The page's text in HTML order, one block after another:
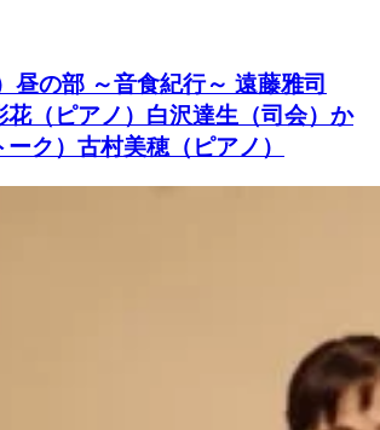
昼の部 ～音食紀行～ 遠藤雅司
花（ピアノ）白沢達生（司会）か
ク）古村美穂（ピアノ）